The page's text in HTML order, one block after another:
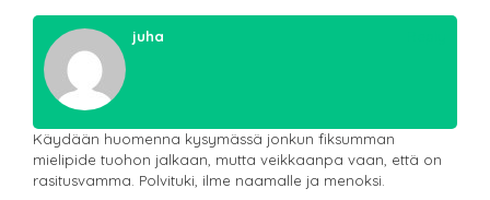
juha
Käydään huomenna kysymässä jonkun fiksumman
mielipide tuohon jalkaan, mutta veikkaanpa vaan, että on
rasitusvamma. Polvituki, ilme naamalle ja menoksi.